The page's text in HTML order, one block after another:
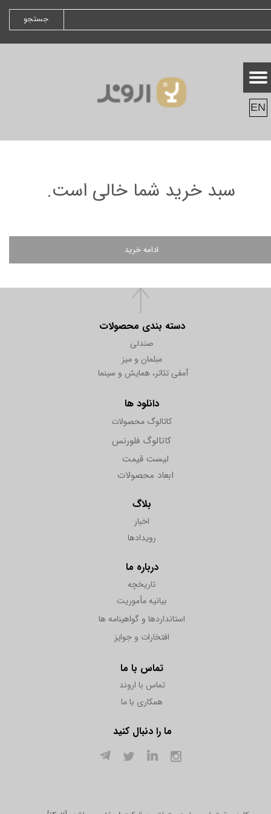
جستجو
EN
سبد خرید شما خالی است.
ادامه خرید
دسته بندی محصولات
صندلی
مبلمان و میز
آمفی تئاتر، همایش و سینما
دانلود ها
کاتالوگ محصولات
کاتالوگ فلورنس
بلاگ
اخبار
رویدادها
درباره ما
تاریخچه
بیانیه مأموریت
استانداردها و گواهینامه ها
افتخارات و جوایز
تماس با ما
تماس با اروند
همکاری با ما
ما را دنبال کنید
ابعاد محصولات
لیست قیمت